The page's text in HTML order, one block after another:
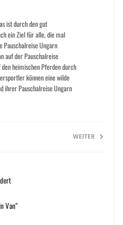
ist durch den gut
ein Ziel für alle, die mal
Ungarn
auf der Pauschalreise
heimischen Pferden durch
können eine wilde
ihrer Pauschalreise Ungarn
WEITER
Van"